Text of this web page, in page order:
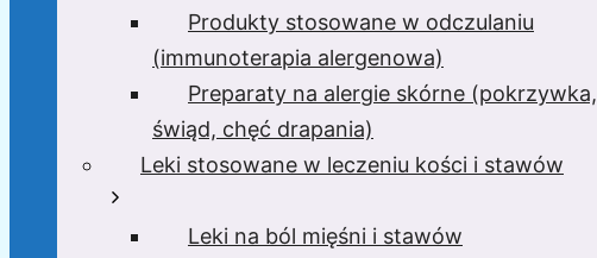
Produkty stosowane w odczulaniu
(immunoterapia alergenowa)
Preparaty na alergie skórne (pokrzywka,
świąd, chęć drapania)
Leki stosowane w leczeniu kości i stawów
Leki na ból mięśni i stawów